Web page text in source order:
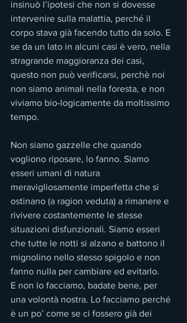
insinuò l’ipotesi che non si dovesse
intervenire sulla malattia, perché il
corpo stava già facendo tutto da solo. E
se da un lato in alcuni casi è vero, nella
stragrande maggioranza dei casi,
questo non può verificarsi, perchè noi
non siamo animali nella foresta, e non
viviamo bio-logicamente da moltissimo
tempo.
Non siamo gazzelle che quando
vogliono riposare, lo fanno. Siamo
esseri umani di natura
meravigliosamente imperfetta che si
ostinano (a ragion veduta) a rimanere e
rivivere costantemente le stesse
situazioni disfunzionali. Siamo esseri
che tutte le notti si alzano e battono il
mignolino nello stesso spigolo e non
fanno nulla per cambiare ed evitarlo.
E non lo facciamo, badate bene, per
una volontà nostra. Lo facciamo perché
è un po’ come se ci fossero già dei